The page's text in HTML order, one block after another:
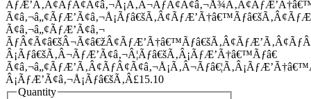
Ã¢â‚¬â„¢ÃƒÆ’Ã¢â‚¬
Â¡Ãƒâ€šÃ‚Â¬ÃƒÆ’Ã¢â‚¬Â¦Ãƒâ€šÃ‚Â¡ÃƒÆ’Ã†â€™Ãƒâ€
Â¡ÃƒÆ’Ã¢â‚¬Å¡Ãƒâ€šÃ‚Â£15.10
Quantity